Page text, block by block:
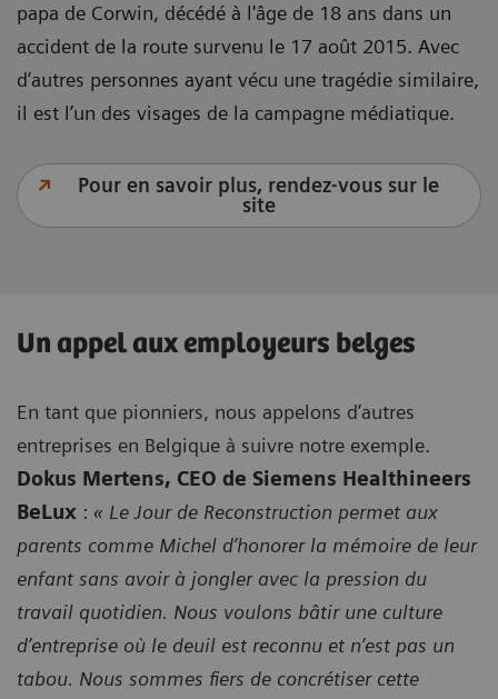
papa de Corwin, décédé à l'âge de 18 ans dans un
accident de la route survenu le 17 août 2015. Avec
d’autres personnes ayant vécu une tragédie similaire,
il est l’un des visages de la campagne médiatique.
Pour en savoir plus, rendez-vous sur le
site
Un appel aux employeurs belges
En tant que pionniers, nous appelons d’autres
entreprises en Belgique à suivre notre exemple.
Dokus Mertens, CEO de Siemens Healthineers
BeLux : « Le Jour de Reconstruction permet aux
parents comme Michel d’honorer la mémoire de leur
enfant sans avoir à jongler avec la pression du
travail quotidien. Nous voulons bâtir une culture
d’entreprise où le deuil est reconnu et n’est pas un
tabou. Nous sommes fiers de concrétiser cette